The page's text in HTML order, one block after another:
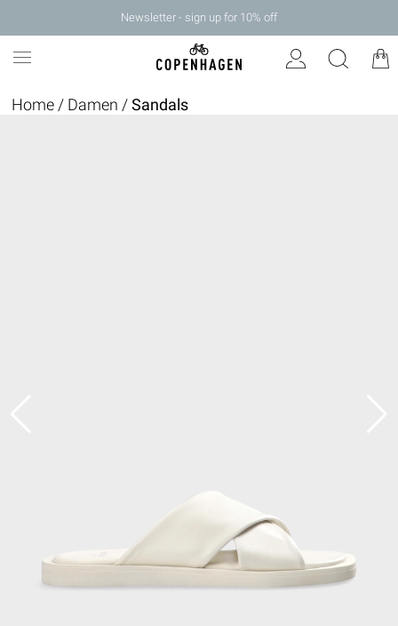
Newsletter - sign up for 10% off
Home / Damen /Sandals